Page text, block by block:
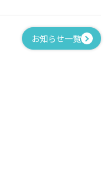
お知らせ一覧